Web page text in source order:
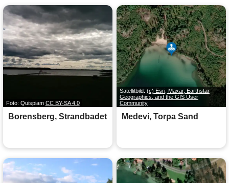
Foto: Quispiam CC BY-SA 4.0
Borensberg, Strandbadet
Satellitbild: (c) Esri, Maxar, Earthstar
Geographics, and the GIS User
Community
Medevi, Torpa Sand